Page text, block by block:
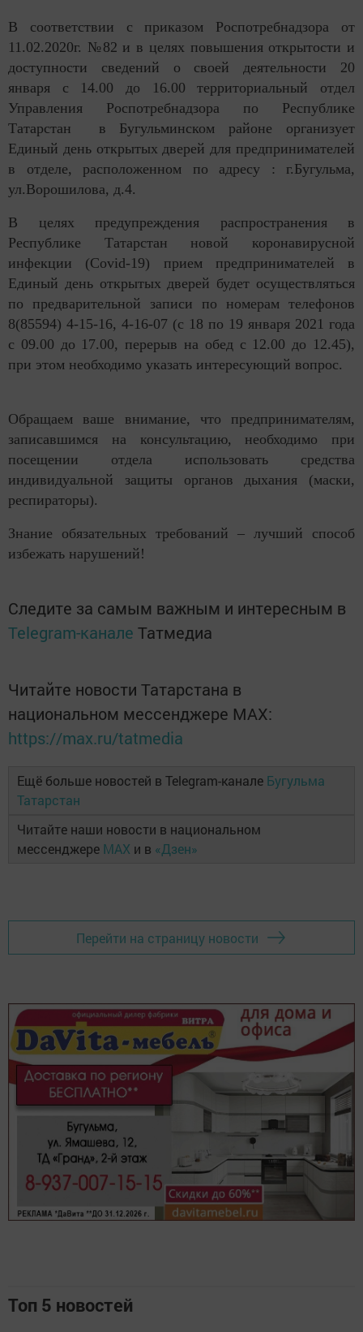
В соответствии с приказом Роспотребнадзора от
11.02.2020г. №82 и в целях повышения открытости и
доступности сведений о своей деятельности 20
января с 14.00 до 16.00 территориальный отдел
Управления Роспотребнадзора по Республике
Татарстан в Бугульминском районе организует
Единый день открытых дверей для предпринимателей
в отделе, расположенном по адресу : г.Бугульма,
ул.Ворошилова, д.4.
В целях предупреждения распространения в
Республике Татарстан новой коронавирусной
инфекции (Covid-19) прием предпринимателей в
Единый день открытых дверей будет осуществляться
по предварительной записи по номерам телефонов
8(85594) 4-15-16, 4-16-07 (с 18 по 19 января 2021 года
с 09.00 до 17.00, перерыв на обед с 12.00 до 12.45),
при этом необходимо указать интересующий вопрос.
Обращаем ваше внимание, что предпринимателям,
записавшимся на консультацию, необходимо при
посещении отдела использовать средства
индивидуальной защиты органов дыхания (маски,
респираторы).
Знание обязательных требований – лучший способ
избежать нарушений!
Следите за самым важным и интересным в
Telegram-канале Татмедиа
Читайте новости Татарстана в
национальном мессенджере MАХ:
https://max.ru/tatmedia
Ещё больше новостей в Telegram-канале Бугульма
Татарстан
Читайте наши новости в национальном
мессенджере MAX и в «Дзен»
Перейти на страницу новости
Топ 5 новостей